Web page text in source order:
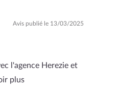
Avis publié le 13/03/2025
l'agence Herezie et
plus